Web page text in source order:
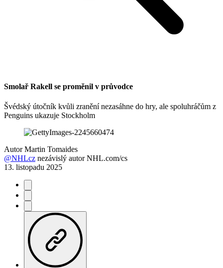
Smolař Rakell se proměnil v průvodce
Švédský útočník kvůli zranění nezasáhne do hry, ale spoluhráčům z
Penguins ukazuje Stockholm
Autor Martin Tomaides
@NHLcz nezávislý autor NHL.com/cs
13. listopadu 2025